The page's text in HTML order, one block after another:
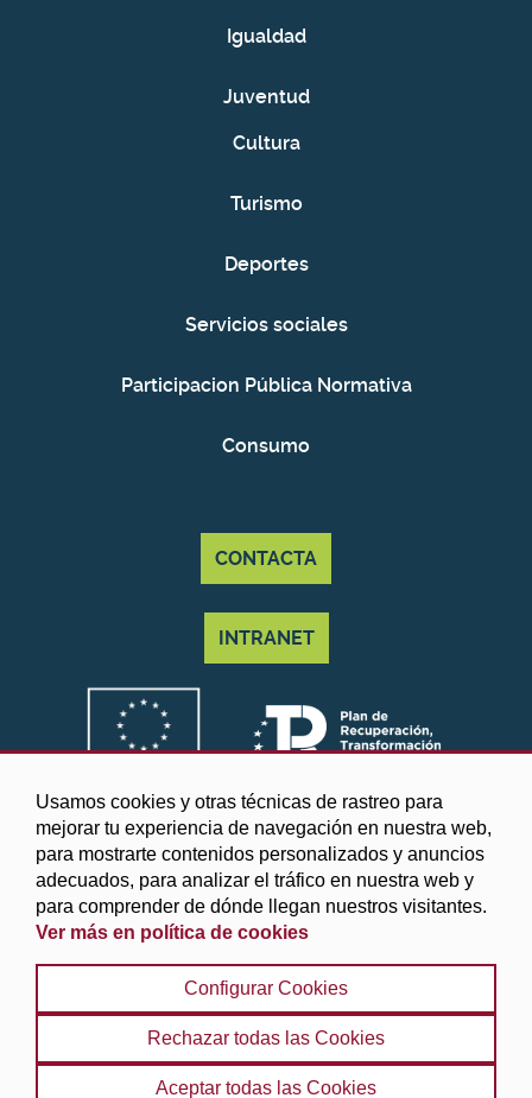
Usamos cookies y otras técnicas de rastreo para
mejorar tu experiencia de navegación en nuestra web,
para mostrarte contenidos personalizados y anuncios
adecuados, para analizar el tráfico en nuestra web y
para comprender de dónde llegan nuestros visitantes.
Ver más en política de cookies
Configurar Cookies
Rechazar todas las Cookies
Aceptar todas las Cookies
Igualdad
Juventud
Cultura
Turismo
Deportes
Servicios sociales
Participacion Pública Normativa
Consumo
CONTACTA
INTRANET
©2025 Diputación de Granada
Aviso legal y Política de privacidad | Política de cookies
Protección de datos | Accesibilidad | Búsqueda |
Mapa web